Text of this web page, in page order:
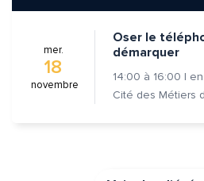
mer.
18
novembre
Oser le
démarquer
14:00 à 16:00 |